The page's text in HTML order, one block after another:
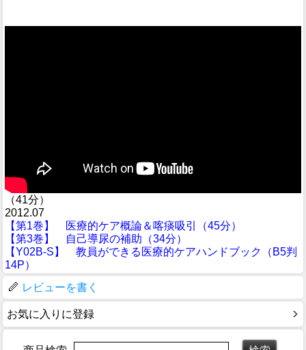
（41分）
2012.07
【第1巻】 医療的ケア概論＆喀痰吸引（45分）
【第3巻】 自己導尿の補助（34分）
【Y02B-S】 教員ができる医療的ケアハンドブック（B5判
14P）
レビューを書く
お気に入りに登録